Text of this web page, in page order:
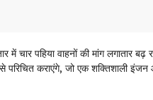
चार पहिया वाहनों की मांग लगातार बढ़
कराएंगे, जो एक शक्तिशाली इंजन